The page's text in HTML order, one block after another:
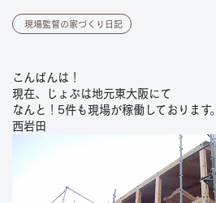
現場監督の家づくり日記
こんばんは！
現在、じょぶは地元東大阪にて
なんと！5件も現場が稼働しております。
西岩田